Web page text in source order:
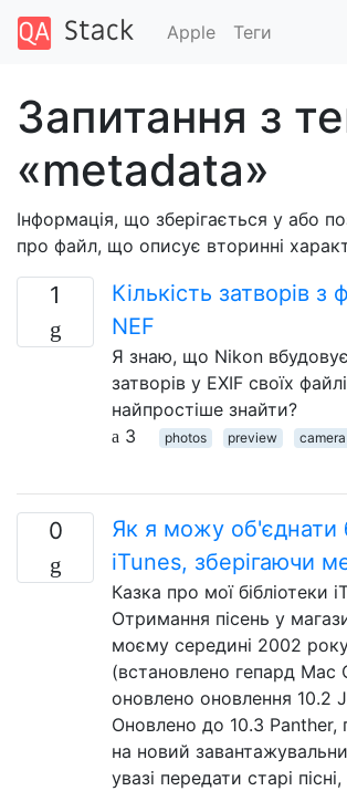
Apple Теги
Запитання з
«metadata»
Інформація, що зберігається у або
про файл, що описує вторинні
1
Кількість затворів з
NEF
Я знаю, що Nikon вбудовує
затворів у EXIF ​​своїх
найпростіше знайти?
3
photos preview camera
0
Як я можу об'єднати
iTunes, зберігаючи
Казка про мої бібліотеки
Отримання пісень у
моєму середині 2002
(встановлено гепард Mac
оновлено оновлення 10.2
Оновлено до 10.3 Panther,
на новий
увазі передати старі